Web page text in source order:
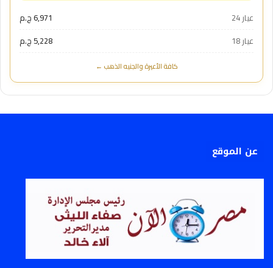
عيار 24
6,971 ج.م
عيار 18
5,228 ج.م
كافة الأعيرة والجنيه الذهب ←
عن الموقع